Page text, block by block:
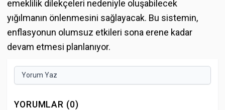
emeklilik dilekçeleri nedeniyle oluşabilecek
yığılmanın önlenmesini sağlayacak. Bu sistemin,
enflasyonun olumsuz etkileri sona erene kadar
devam etmesi planlanıyor.
Yorum Yaz
YORUMLAR (0)